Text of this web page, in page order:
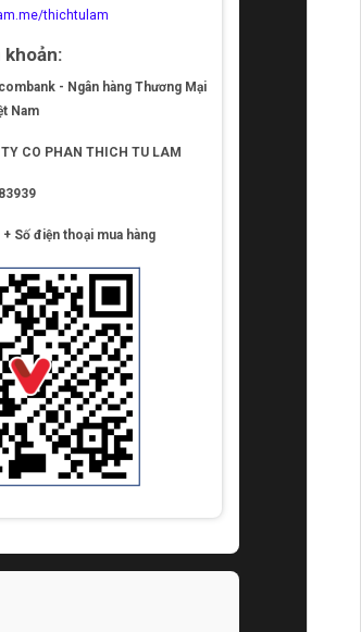
thichtulam
- Ngân hàng Thương Mại
Nam
CO PHAN THICH TU LAM
Số điện thoại mua hàng